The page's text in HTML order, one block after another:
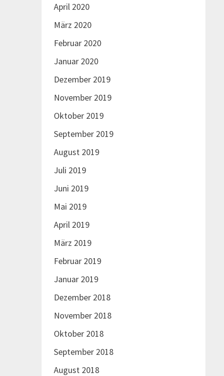
April 2020
März 2020
Februar 2020
Januar 2020
Dezember 2019
November 2019
Oktober 2019
September 2019
August 2019
Juli 2019
Juni 2019
Mai 2019
April 2019
März 2019
Februar 2019
Januar 2019
Dezember 2018
November 2018
Oktober 2018
September 2018
August 2018